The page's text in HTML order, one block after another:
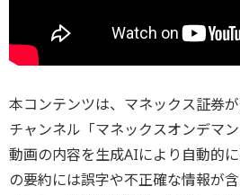
本コンテンツは、マネックス証券
チャンネル「マネックスオンデマ
動画の内容を生成AIにより自動的
の要約には誤字や不正確な情報が